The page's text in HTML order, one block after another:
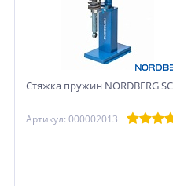
Стяжка пружин NORDBERG
Артикул: 000002013